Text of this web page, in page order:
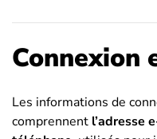
Connexion
Les informations de
comprennent l’adresse